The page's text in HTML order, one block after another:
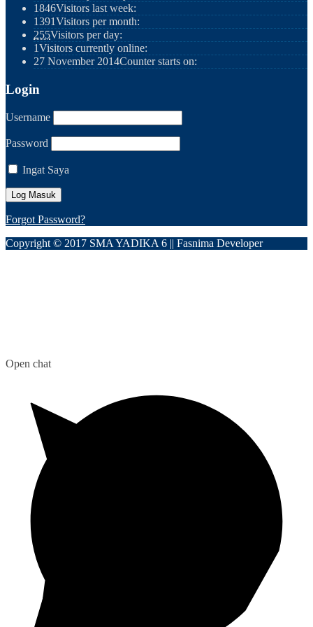
1846Visitors last week:
1391Visitors per month:
255Visitors per day:
1Visitors currently online:
27 November 2014Counter starts on:
Login
Username
Password
Ingat Saya
Forgot Password?
Copyright © 2017 SMA YADIKA 6 || Fasnima Developer
Open chat